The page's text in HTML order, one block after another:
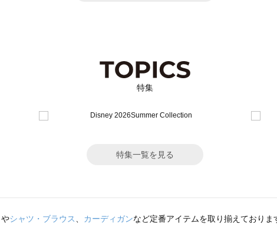
特集
特集一覧を見る
やシャツ・ブラウス、 カーディガンなど定番アイテムを取り揃えておりま